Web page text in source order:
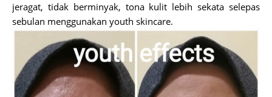
jeragat, tidak berminyak, tona kulit lebih sekata selepas
sebulan menggunakan youth skincare.